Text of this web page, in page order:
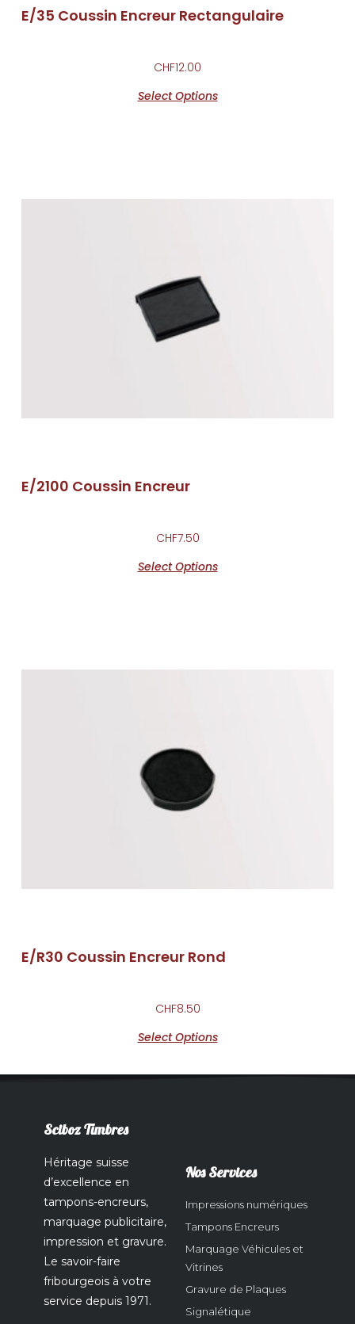
E/35 Coussin Encreur Rectangulaire
CHF12.00
Select Options
E/2100 Coussin Encreur
CHF7.50
Select Options
E/R30 Coussin Encreur Rond
CHF8.50
Select Options
Sciboz Timbres
Héritage suisse
d’excellence en
tampons-encreurs,
marquage publicitaire,
impression et gravure.
Le savoir-faire
fribourgeois à votre
service depuis 1971.
Nos Services
Impressions numériques
Tampons Encreurs
Marquage Véhicules et
Vitrines
Gravure de Plaques
Signalétique